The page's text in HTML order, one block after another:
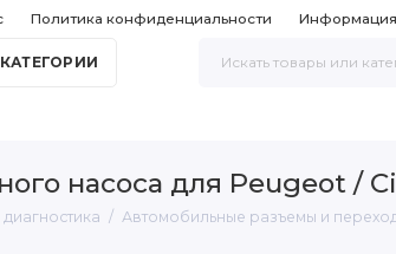
Политика конфиденциальности Информация
КАТЕГОРИИ
насоса для Peugeot /
Автомобильные разъемы и